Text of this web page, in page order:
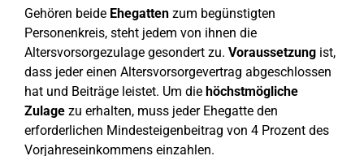
Gehören beide Ehegatten zum begünstigten
Personenkreis, steht jedem von ihnen die
Altersvorsorgezulage gesondert zu. Voraussetzung ist,
dass jeder einen Altersvorsorgevertrag abgeschlossen
hat und Beiträge leistet. Um die höchstmögliche
Zulage zu erhalten, muss jeder Ehegatte den
erforderlichen Mindesteigenbeitrag von 4 Prozent des
Vorjahreseinkommens einzahlen.